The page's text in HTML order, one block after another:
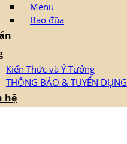
Menu
Bao đũa
Kiến Thức và Ý Tưởng
THÔNG BÁO & TUYỂN DỤNG
hệ